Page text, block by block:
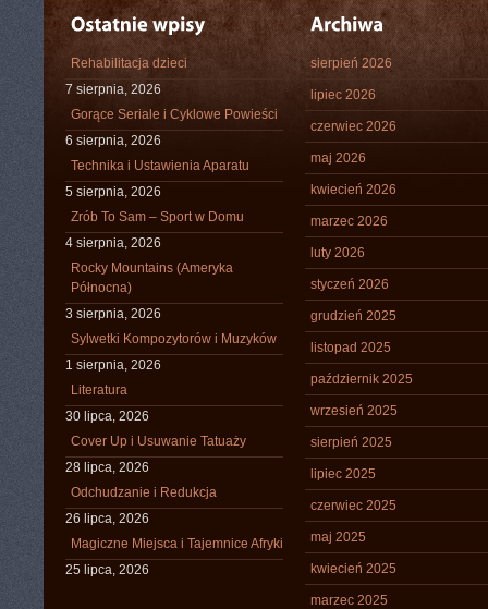
Rehabilitacja dzieci
7 sierpnia, 2026
Gorące Seriale i Cyklowe Powieści
6 sierpnia, 2026
Technika i Ustawienia Aparatu
5 sierpnia, 2026
Zrób To Sam – Sport w Domu
4 sierpnia, 2026
Rocky Mountains (Ameryka
Północna)
3 sierpnia, 2026
Sylwetki Kompozytorów i Muzyków
1 sierpnia, 2026
Literatura
30 lipca, 2026
Cover Up i Usuwanie Tatuaży
28 lipca, 2026
Odchudzanie i Redukcja
26 lipca, 2026
Magiczne Miejsca i Tajemnice Afryki
25 lipca, 2026
sierpień 2026
lipiec 2026
czerwiec 2026
maj 2026
kwiecień 2026
marzec 2026
luty 2026
styczeń 2026
grudzień 2025
listopad 2025
październik 2025
wrzesień 2025
sierpień 2025
lipiec 2025
czerwiec 2025
maj 2025
kwiecień 2025
marzec 2025